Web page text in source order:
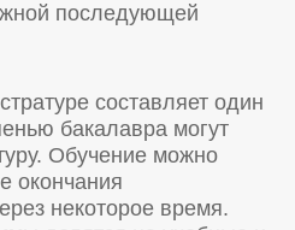
последующей
составляет один
бакалавра могут
Обучение можно
окончания
некоторое время.